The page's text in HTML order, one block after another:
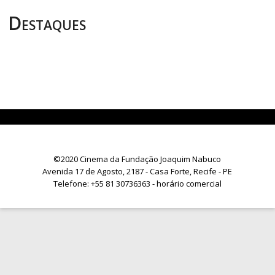
Destaques
©2020 Cinema da Fundação Joaquim Nabuco
Avenida 17 de Agosto, 2187 - Casa Forte, Recife - PE
Telefone: +55 81 30736363 - horário comercial